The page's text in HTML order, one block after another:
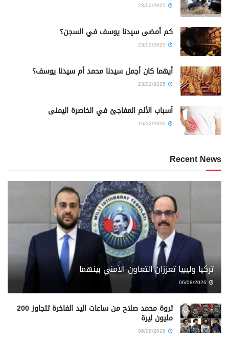
كم أمضى سيدنا يوسف في السجن؟
أيهما كان أجمل سيدنا محمد أم سيدنا يوسف؟
أسباب الألم المفاجئ في الخاصرة اليمنى
Recent News
تركيا وليبيا تعززان التعاون الأمني بينهما
06/08/2026
ثروة محمد صلاح من ساعات اليد الفاخرة تتجاوز 200
مليون ليرة